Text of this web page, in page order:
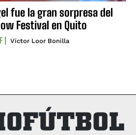
fue la gran sorpresa del
Festival en Quito
Víctor Loor Bonilla